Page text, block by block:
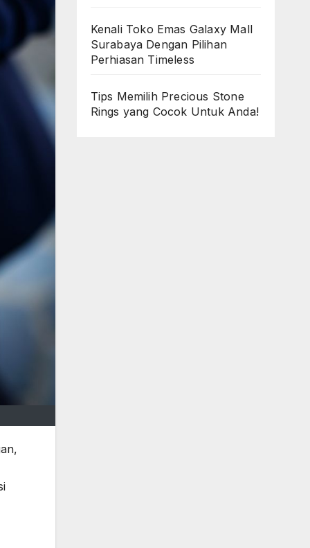
Kenali Toko Emas Galaxy Mall
Surabaya Dengan Pilihan
Perhiasan Timeless
Tips Memilih Precious Stone
Rings yang Cocok Untuk Anda!